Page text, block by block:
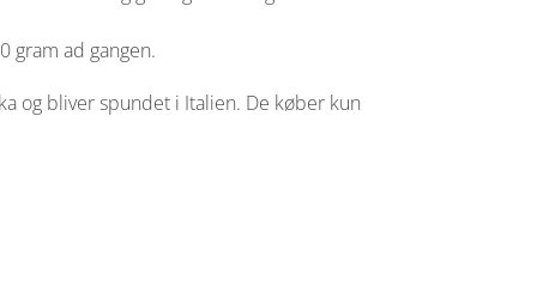
gram ad gangen.
og bliver spundet i Italien. De køber kun